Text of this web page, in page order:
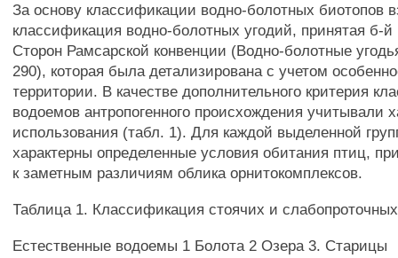
За основу классификации водно-болотных биотопов
классификация водно-болотных угодий, принятая б-
Сторон Рамсарской конвенции (Водно-болотные
290), которая была детализирована с учетом
территории. В качестве дополнительного критерия
водоемов антропогенного происхождения учитывали
использования (табл. 1). Для каждой выделенной
характерны определенные условия обитания птиц,
к заметным различиям облика орнитокомплексов.
Таблица 1. Классификация стоячих и
Естественные водоемы 1 Болота 2 Озера 3. Старицы